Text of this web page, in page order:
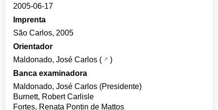
2005-06-17
Imprenta
São Carlos, 2005
Orientador
Maldonado, José Carlos (
)
Banca examinadora
Maldonado, José Carlos (Presidente)
Burnett, Robert Carlisle
Fortes, Renata Pontin de Mattos